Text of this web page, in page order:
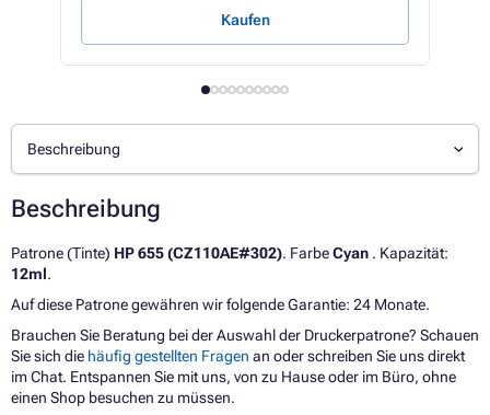
Kaufen
Beschreibung
Beschreibung
Patrone (Tinte) HP 655 (CZ110AE#302). FarbeCyan . Kapazität:
12ml.
Auf diese Patrone gewähren wir folgende Garantie: 24 Monate.
Brauchen Sie Beratung bei der Auswahl der Druckerpatrone? Schauen
Sie sich die häufig gestellten Fragen an oder schreiben Sie uns direkt
im Chat. Entspannen Sie mit uns, von zu Hause oder im Büro, ohne
einen Shop besuchen zu müssen.